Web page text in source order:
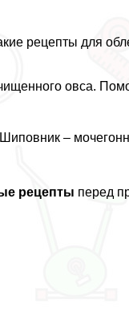
рецепты для
овса.
–
рецепты перед